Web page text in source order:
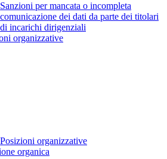
Sanzioni per mancata o incompleta
comunicazione dei dati da parte dei titolari
di incarichi dirigenziali
organizzative
Posizioni organizzative
organica